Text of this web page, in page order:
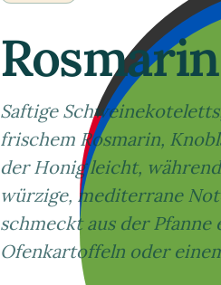
Saftige
frischem Rosmarin,
der Honig leicht,
würzige, mediterrane
schmeckt aus der
Ofenkartoffeln oder